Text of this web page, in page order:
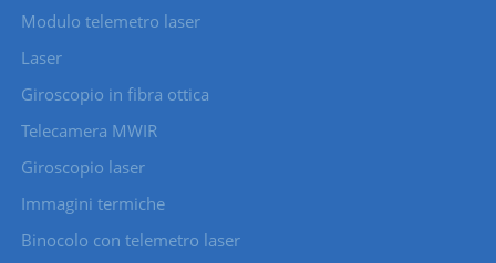
Modulo telemetro laser
Laser
Giroscopio in fibra ottica
Telecamera MWIR
Giroscopio laser
Immagini termiche
Binocolo con telemetro laser